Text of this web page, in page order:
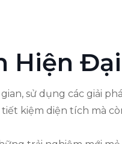
Hiện Đại
sử dụng các giải
kiệm diện tích mà